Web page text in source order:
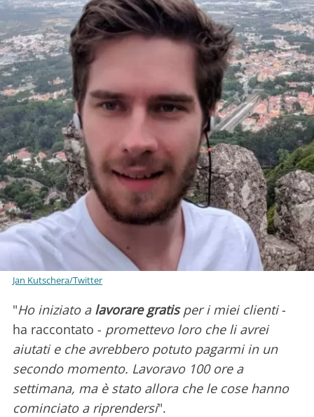
Jan Kutschera/Twitter
"Ho iniziato a lavorare gratisper i miei clienti-
ha raccontato - promettevo loro che li avrei
aiutati e che avrebbero potuto pagarmi in un
secondo momento. Lavoravo 100 ore a
settimana, ma è stato allora che le cose hanno
cominciato a riprendersi".